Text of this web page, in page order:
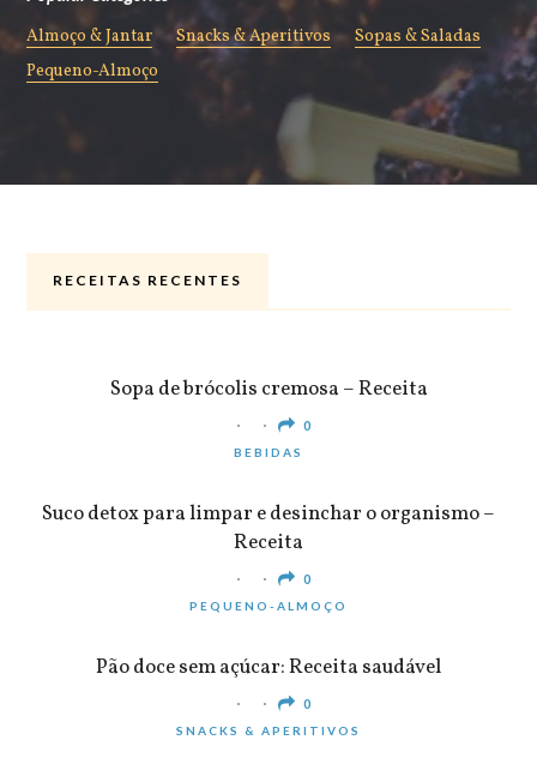
Almoço & Jantar Snacks & Aperitivos
Sopas & Saladas
Pequeno-Almoço
RECEITAS RECENTES
Sopa de brócolis cremosa – Receita
0
BEBIDAS
Suco detox para limpar e desinchar o organismo –
Receita
0
PEQUENO-ALMOÇO
Pão doce sem açúcar: Receita saudável
0
SNACKS & APERITIVOS